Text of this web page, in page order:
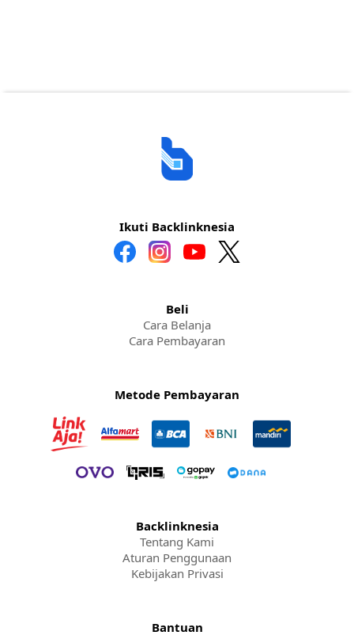
Backlinknesia
Tentang Kami
Aturan Penggunaan
Kebijakan Privasi
Bantuan
Beli
Cara Belanja
Cara Pembayaran
Metode Pembayaran
Ikuti Backlinknesia